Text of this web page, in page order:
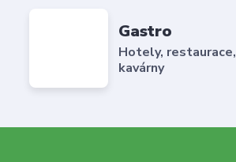
Gastro
Hotely, restaurace,
kavárny